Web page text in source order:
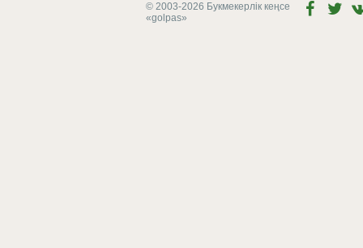
© 2003-2026 Букмекерлік кеңсе
«golpas»